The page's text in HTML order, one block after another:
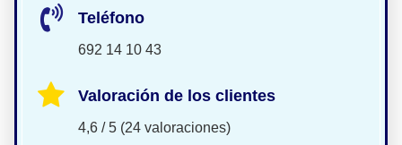
Teléfono
692 14 10 43
Valoración de los clientes
4,6 / 5 (24 valoraciones)